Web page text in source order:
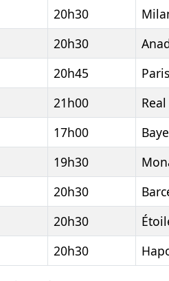
20h30
20h30
20h45
21h00
17h00
19h30
20h30
20h30
20h30